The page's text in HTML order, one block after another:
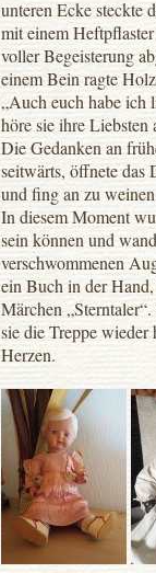
unteren Ecke steckte
mit einem
voller Begeisterung
einem Bein ragte
„Auch euch habe ich
höre sie ihre
Die Gedanken an
seitwärts, öffnete das
und fing an zu
In diesem Moment
sein können und
verschwommenen
ein Buch in der
Märchen
sie die Treppe
Herzen.